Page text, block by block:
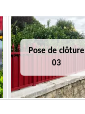
Pose de clôture
03